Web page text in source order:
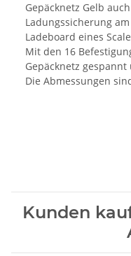
Gepäcknetz Gelb
Ladungssicherung
Ladeboard eines
Mit den 16
Gepäcknetz
Die Abmessungen
Kunden